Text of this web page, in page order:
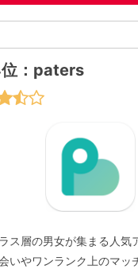
：paters
ス層の男女が集まる人気
いやワンランク上のマッ